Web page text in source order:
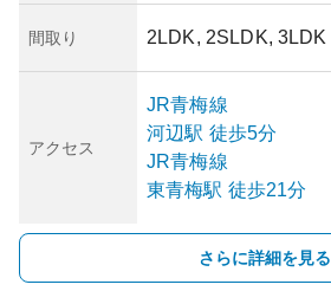
間取り 2LDK, 2SLDK, 3LDK
アクセス
JR青梅線
河辺駅 徒歩5分
JR青梅線
東青梅駅 徒歩21分
さらに詳細を見る